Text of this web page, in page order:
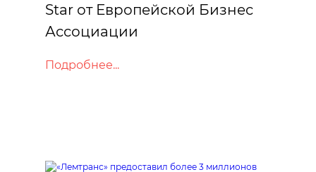
Star от Европейской Бизнес
Ассоциации
Подробнее...